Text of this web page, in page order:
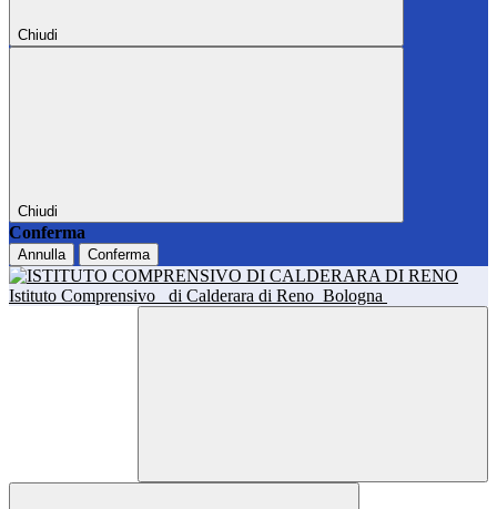
Chiudi
Chiudi
Conferma
Annulla Conferma
Istituto Comprensivo di Calderara di Reno Bologna